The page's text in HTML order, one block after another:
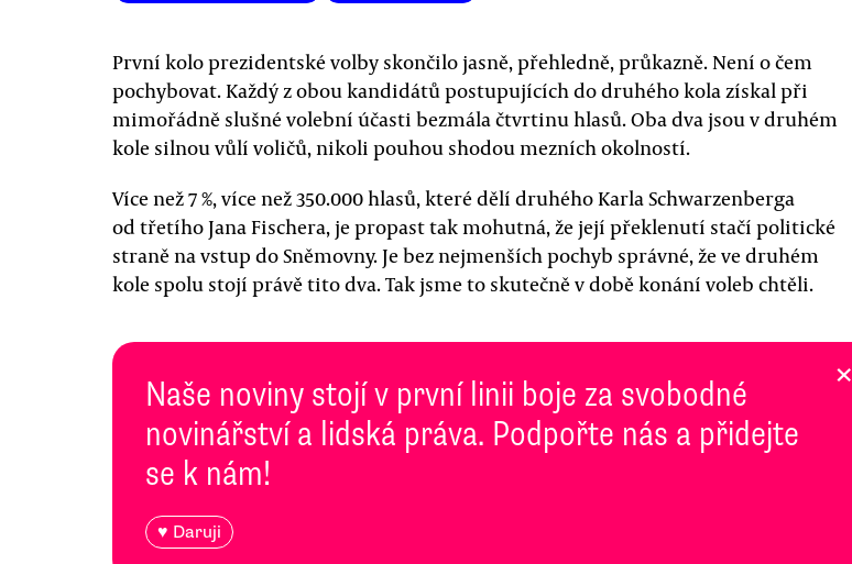
První kolo prezidentské volby skončilo jasně, přehledně, průkazně. Není o čem
pochybovat. Každý z obou kandidátů postupujících do druhého kola získal při
mimořádně slušné volební účasti bezmála čtvrtinu hlasů. Oba dva jsou v druhém
kole silnou vůlí voličů, nikoli pouhou shodou mezních okolností.
Více než 7 %, více než 350.000 hlasů, které dělí druhého Karla Schwarzenberga
od třetího Jana Fischera, je propast tak mohutná, že její překlenutí stačí politické
straně na vstup do Sněmovny. Je bez nejmenších pochyb správné, že ve druhém
kole spolu stojí právě tito dva. Tak jsme to skutečně v době konání voleb chtěli.
Naše noviny stojí v první linii boje za svobodné
novinářství a lidská práva. Podpořte nás a přidejte
se k nám!
♥ Daruji
×